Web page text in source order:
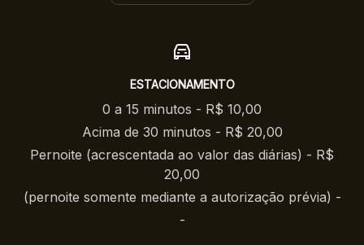
ESTACIONAMENTO
0 a 15 minutos - R$ 10,00
Acima de 30 minutos - R$ 20,00
Pernoite (acrescentada ao valor das diárias) - R$
20,00
(pernoite somente mediante a autorização prévia) -
-